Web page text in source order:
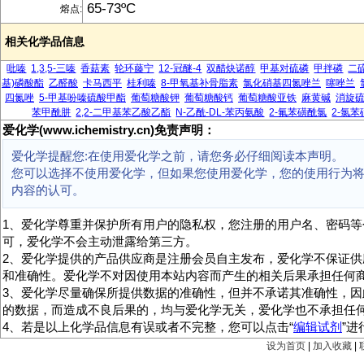
熔点: 65-73ºC
相关化学品信息
吡嗪 1,3,5-三嗪 香菇素 轮环藤宁 12-冠醚-4 双醋炔诺醇 甲基对硫磷 甲拌磷 二
基)磷酸酯 乙醛酸 卡马西平 桂利嗪 8-甲氧基补骨脂素 氯化硝基四氮唑兰 噻唑兰
四氮唑 5-甲基吩嗪硫酸甲酯 葡萄糖酸钾 葡萄糖酸钙 葡萄糖酸亚铁 麻黄碱 消旋
苯甲酰肼 2,2-二甲基苯乙酸乙酯 N-乙酰-DL-苯丙氨酸 2-氟苯磺酰氯 2-氯苯
爱化学(www.ichemistry.cn)免责声明：
爱化学提醒您:在使用爱化学之前，请您务必仔细阅读本声明。
您可以选择不使用爱化学，但如果您使用爱化学，您的使用行为
内容的认可。
1、爱化学尊重并保护所有用户的隐私权，您注册的用户名、密码
可，爱化学不会主动泄露给第三方。
2、爱化学提供的产品供应商是注册会员自主发布，爱化学不保证
和准确性。爱化学不对因使用本站内容而产生的相关后果承担任何
3、爱化学尽量确保所提供数据的准确性，但并不承诺其准确性，
的数据，而造成不良后果的，均与爱化学无关，爱化学也不承担任
4、若是以上化学品信息有误或者不完整，您可以点击“编辑试剂”进
设为首页 加入收藏